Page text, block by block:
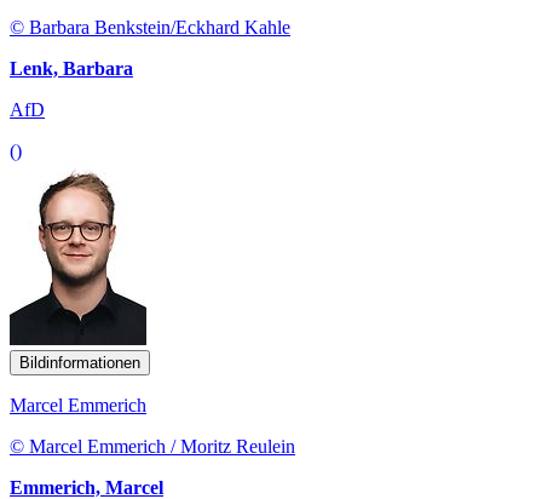
© Barbara Benkstein/Eckhard Kahle
Lenk, Barbara
AfD
()
Bildinformationen
Marcel Emmerich
© Marcel Emmerich / Moritz Reulein
Emmerich, Marcel